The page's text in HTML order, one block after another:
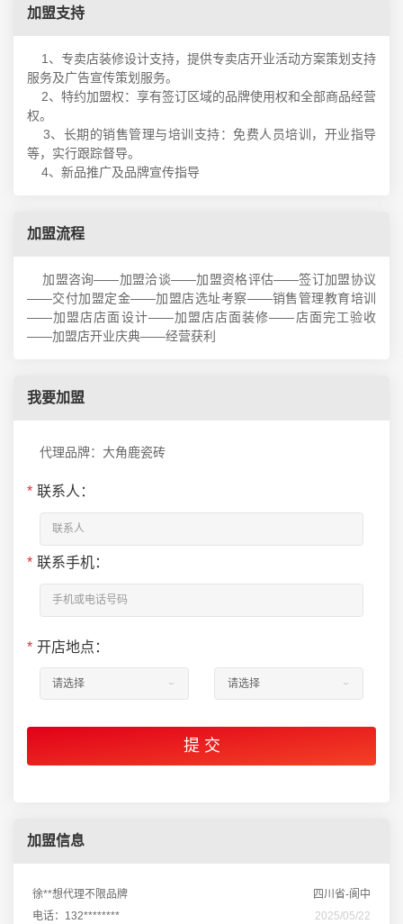
加盟支持
1、专卖店装修设计支持，提供专卖店开业活动方案策划支持
服务及广告宣传策划服务。
2、特约加盟权：享有签订区域的品牌使用权和全部商品经营
权。
3、长期的销售管理与培训支持：免费人员培训，开业指导
等，实行跟踪督导。
4、新品推广及品牌宣传指导
加盟流程
加盟咨询——加盟洽谈——加盟资格评估——签订加盟协议
——交付加盟定金——加盟店选址考察——销售管理教育培训
——加盟店店面设计——加盟店店面装修——店面完工验收
——加盟店开业庆典——经营获利
我要加盟
代理品牌：大角鹿瓷砖
* 联系人：
* 联系手机：
* 开店地点：
加盟信息
徐**想代理不限品牌
四川省-阆中
电话：132********
2025/05/22